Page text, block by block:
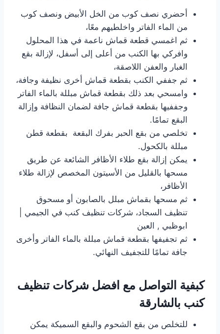
أحضري نصف كوب من الخل الأبيض ونصف كوب
من الماء الفاتر واخلطيهم معًا،
ثم اغمسي قطعة قماش ناعمة في هذا المحلول
وافركي بها الكنب من أعلى إلى أسفل، لإزالة بقع
الغبار والعفن اللاصقة،
ثم جففي الكنب بقطعة قماش أخرى نظيفة وجافة،
وامسحي بعد ذلك بقطعة قماش مبللة بالماء الفاتر
وجففيها بقطعة قماش جافة لضمان النظافة وإزالة
البقع تمامًا.
تخلصي من بقع الحبر بفرك البقعة بقطعة قطن
مبللة بالكحول.
يمكن إزالة بقع طلاء الأظافر الشائعة عن طريق
مسحها بالقليل من الأسيتون المخصص لإزالة طلاء
الأظافر،
ثم مسحها بقماش مبلل بالصابون أو مسحوق
تنظيف السجاد، شركات تنظيف كنب في الجيمي |
ابوظبي , العين
ثم تجفيفها بقطعة قماش مبللة بالماء الفاتر وأخرى
جافة تمامًا للتجفيف النهائي.
كبفية التواصل مع افضل شركات تنظيف
كنب بالشارقة
للتخلص من بقع الشحوم والبقع السميكة يمكن